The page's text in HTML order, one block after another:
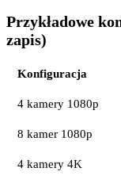
Przykładowe
zapis)
Konfiguracja
4 kamery 1080p
8 kamer 1080p
4 kamery 4K